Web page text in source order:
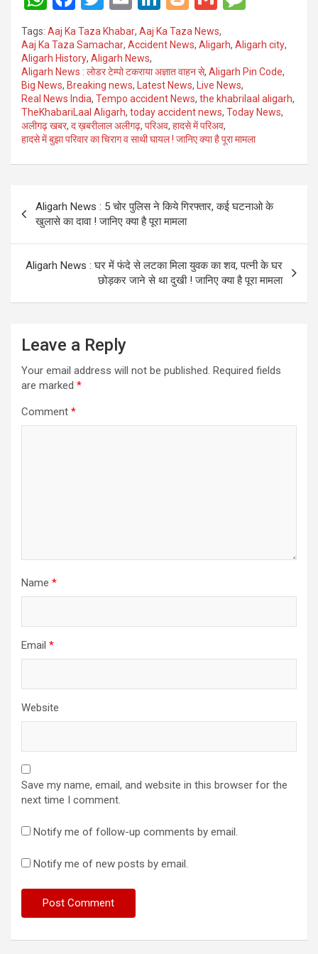
h
at
s
A
p
p
a
ce
b
o
o
k
wi
tt
er
m
ail
n
ke
dI
n
o
g
g
er
ail s
a
g
e
Tags: Aaj Ka Taza Khabar, Aaj Ka Taza News,
Aaj Ka Taza Samachar, Accident News, Aligarh, Aligarh city,
Aligarh History, Aligarh News,
Aligarh News : लोडर टेम्पो टकराया अज्ञात वाहन से, Aligarh Pin Code,
Big News, Breaking news, Latest News, Live News,
Real News India, Tempo accident News, the khabrilaal aligarh,
TheKhabariLaal Aligarh, today accident news, Today News,
अलीगढ़ खबर, द ख़बरीलाल अलीगढ़, परिअव, हादसे में परिअव,
हादसे में बुझा परिवार का चिराग व साथी घायल ! जानिए क्या है पूरा मामला
navigation
Aligarh News : 5 चोर पुलिस ने किये गिरफ्तार, कई घटनाओ के
खुलासे का दावा ! जानिए क्या है पूरा मामला
Aligarh News : घर में फंदे से लटका मिला युवक का शव, पत्नी के घर
छोड़कर जाने से था दुखी ! जानिए क्या है पूरा मामला
Leave a Reply
Your email address will not be published. Required fields
are marked *
Comment *
Name *
Email *
Website
Save my name, email, and website in this browser for the
next time I comment.
Notify me of follow-up comments by email.
Notify me of new posts by email.